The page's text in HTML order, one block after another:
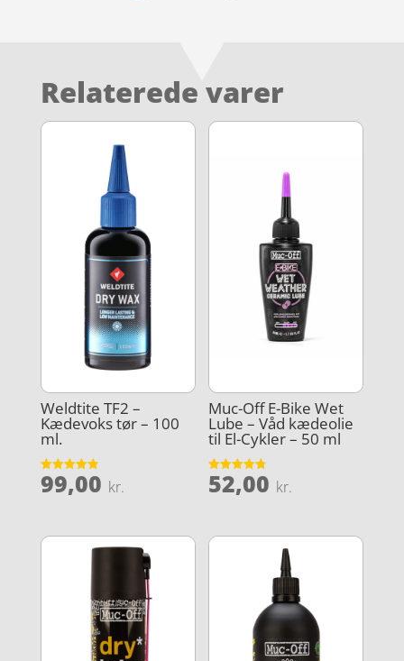
Relaterede varer
Weldtite TF2 –
Kædevoks tør – 100
ml.
Vurderet
4.9
99,00 kr.
Muc-Off E-Bike Wet
Lube – Våd kædeolie
til El-Cykler – 50 ml
Vurderet
4.8
52,00 kr.